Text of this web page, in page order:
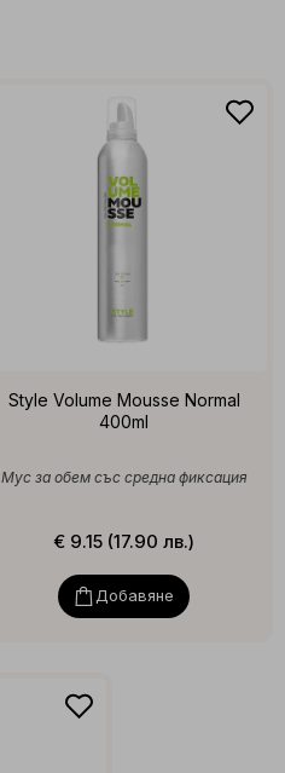
Style Volume Mousse Normal
400ml
Мус за обем със средна фиксация
€ 9.15 (17.90 лв.)
Добавяне